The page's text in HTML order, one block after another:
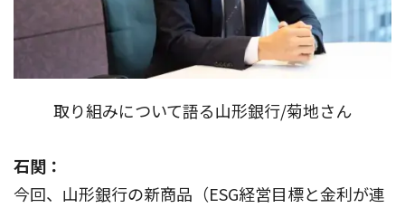
取り組みについて語る山形銀行/菊地さん
石関：
今回、山形銀行の新商品（ESG経営目標と金利が連